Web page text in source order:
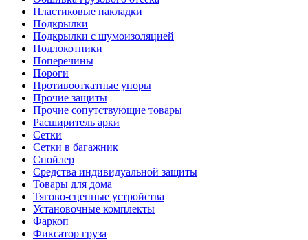
Пластиковые накладки
Подкрылки
Подкрылки с шумоизоляцией
Подлокотники
Поперечины
Пороги
Противооткатные упоры
Прочие защиты
Прочие сопутствующие товары
Расширитель арки
Сетки
Сетки в багажник
Спойлер
Средства индивидуальной защиты
Товары для дома
Тягово-сцепные устройства
Установочные комплекты
Фаркоп
Фиксатор груза